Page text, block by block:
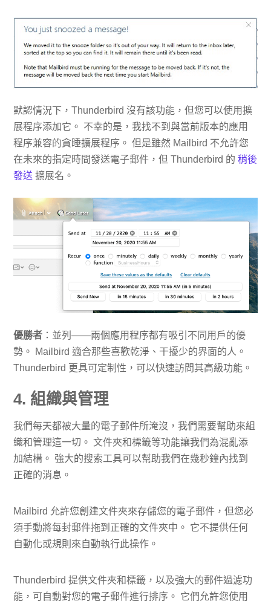
默認情況下，Thunderbird 沒有該功能，但您可以使用擴
展程序添加它。 不幸的是，我找不到與當前版本的應用
程序兼容的貪睡擴展程序。 但是雖然 Mailbird 不允許您
在未來的指定時間發送電子郵件，但 Thunderbird 的稍後
發送 擴展名。
優勝者 ：並列——兩個應用程序都有吸引不同用戶的優
勢。 Mailbird 適合那些喜歡乾淨、干擾少的界面的人。
Thunderbird 更具可定制性，可以快速訪問其高級功能。
4. 組織與管理
我們每天都被大量的電子郵件所淹沒，我們需要幫助來組
織和管理這一切。 文件夾和標籤等功能讓我們為混亂添
加結構。 強大的搜索工具可以幫助我們在幾秒鐘內找到
正確的消息。
Mailbird 允許您創建文件夾來存儲您的電子郵件，但您必
須手動將每封郵件拖到正確的文件夾中。 它不提供任何
自動化或規則來自動執行此操作。
Thunderbird 提供文件夾和標籤，以及強大的郵件過濾功
能，可自動對您的電子郵件進行排序。 它們允許您使用